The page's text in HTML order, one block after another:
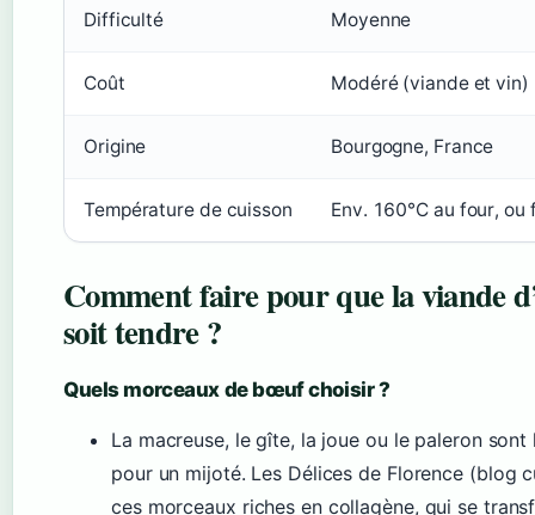
Difficulté Moyenne
Coût Modéré (viande et vin)
Origine Bourgogne, France
Température de cuisson Env. 160°C au four,
Comment faire pour que la viande
soit tendre ?
Quels morceaux de bœuf choisir ?
La macreuse, le gîte, la joue ou le paleron
pour un mijoté. Les Délices de Florence (blog
ces morceaux riches en collagène, qui se